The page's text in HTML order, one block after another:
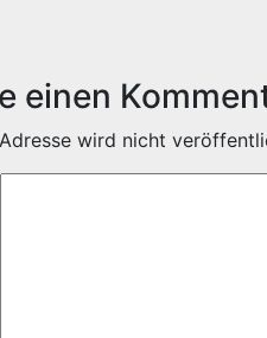
einen
wird nicht